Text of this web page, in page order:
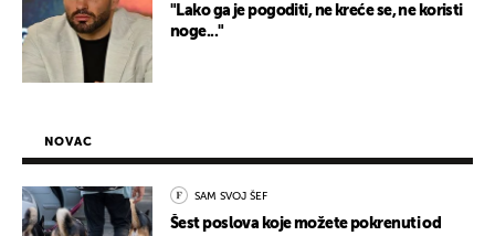
"Lako ga je pogoditi, ne kreće se, ne koristi
noge..."
NOVAC
SAM SVOJ ŠEF
Šest poslova koje možete pokrenuti od